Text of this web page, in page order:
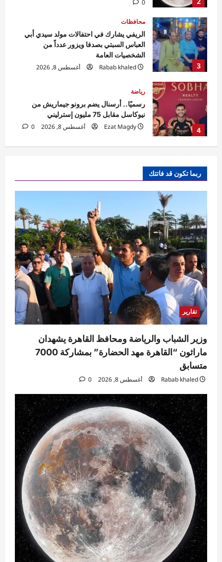
Rabab khaled
4
رياضة
رسميًا.. أرسنال يضم برونو جيماريش من
نيوكاسل مقابل 75 مليون إسترليني
أغسطس 8, 2026
5
رياضة
الأهلي يدشن معسكر إسبانيا بمران قوي..
وعموتة يجتمع باللاعبين
Ezat Magdy
أغسطس 8, 2026 0
بمشاركة 7000 متسابق
2
أخبار العالم
الصين تطلق إنجازاً فضائياً بخريطة جيولوجية
مفصلة للقمر
Rabab khaled
أغسطس 8, 2026
0
3
محافظات
الريفي يشارك في احتفالات مولد سيدي أبي
العباس السبتي بصدفا ويزور عدداً من
الشخصيات العامة
Rabab khaled
أغسطس 8, 2026
0
رياضة
Ezat Magdy
أغسطس 8, 2026
5
رياضة
الأهلي يدشن معسكر إسبانيا بمران قوي..
وعموتة يجتمع باللاعبين
Ezat Magdy
أغسطس 8, 2026 0
ربما تكون قد فاتتك
تقارير
وزير الشباب والرياضة ومحافظ القاهرة يشهدان
ماراثون “القاهرة مهد الحضارة” بمشاركة 7000
متسابق
Rabab khaled أغسطس 8, 2026 0